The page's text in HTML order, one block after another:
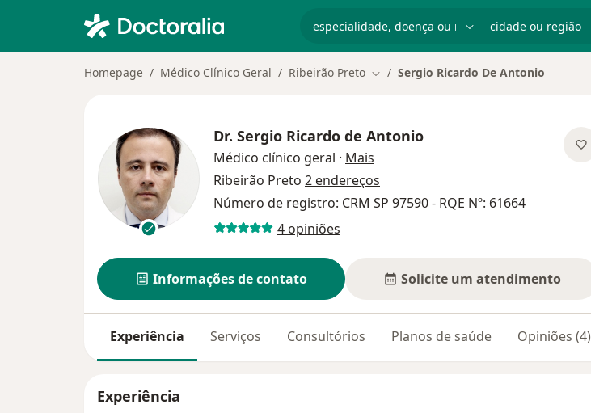
Homepage Médico Clínico Geral Ribeirão Preto Mudar de cidade
Sergio Ricardo De Antonio
Dr. Sergio Ricardo de Antonio
Médico clínico geral · Mais
Ribeirão Preto 2 endereços
Número de registro: CRM SP 97590 - RQE Nº: 61664
4 opiniões
Informações de contato Solicite um atendimento
Experiência Serviços Consultórios Planos de saúde Opiniões (4)
Experiência